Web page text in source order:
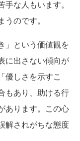
手な人もいます。
うのです。
」という価値観を
に出さない傾向が
優しさを示すこ
もあり、助ける行
あります。この心
解されがちな態度